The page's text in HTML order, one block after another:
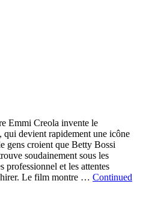
Emmi Creola invente le
devient rapidement une icône
gens croient que Betty Bossi
soudainement sous les
professionnel et les attentes
Le film montre … Continued